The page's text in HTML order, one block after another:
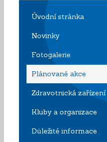
Úvodní stránka
Novinky
Fotogalerie
Plánované akce
Zdravotnická zařízení
Kluby a organizace
Důležité informace